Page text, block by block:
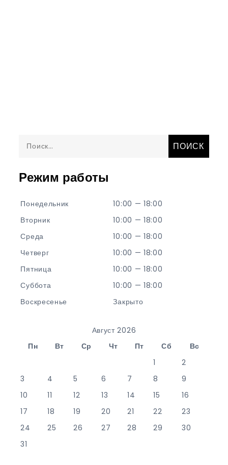
Найти:
Режим работы
Понедельник
10:00 — 18:00
Вторник
10:00 — 18:00
Среда
10:00 — 18:00
Четверг
10:00 — 18:00
Пятница
10:00 — 18:00
Суббота
10:00 — 18:00
Воскресенье
Закрыто
Август 2026
Пн
Вт Ср Чт Пт Сб
Вс
1
2
3
4 5 6 7 8
9
10
11 12 13 14 15
16
17
18 19 20 21 22
23
24
25 26 27 28 29
30
31